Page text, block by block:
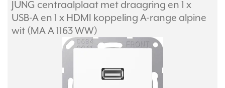
JUNG centraalplaat met draagring en 1 x
USB-A en 1 x HDMI koppeling A-range alpine
wit (MA A 1163 WW)